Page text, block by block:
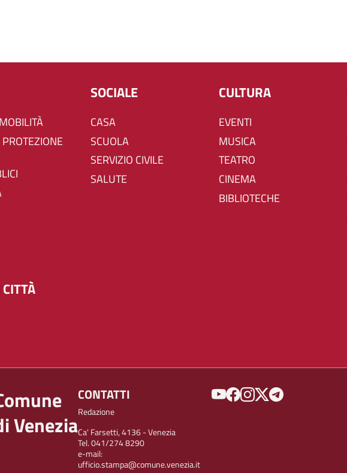
SOCIALE
CASA
SCUOLA
SERVIZIO CIVILE
SALUTE
CULTURA
EVENTI
MUSICA
TEATRO
CINEMA
BIBLIOTECHE
Venezia
CONTATTI
Redazione
Ca' Farsetti, 4136 - Venezia
Tel. 041/274 8290
e-mail:
ufficio.stampa@comune.venezia.it
SOCIAL MENU